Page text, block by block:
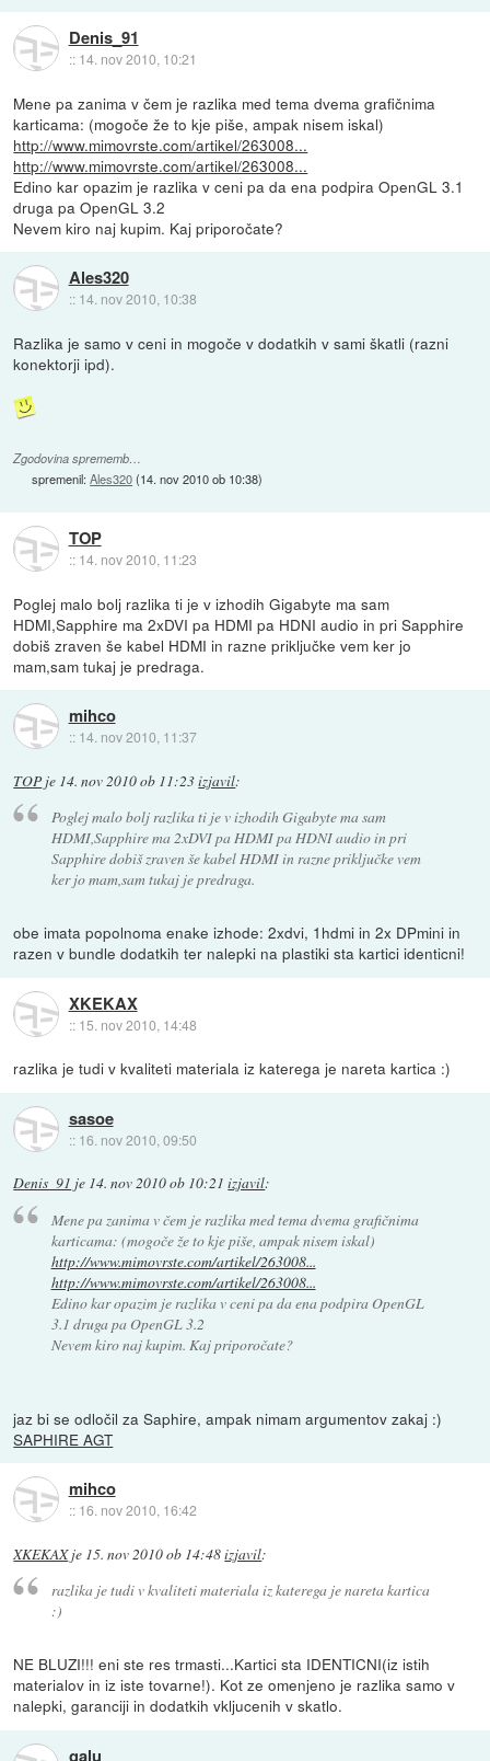
Denis_91
:: 14. nov 2010, 10:21
Mene pa zanima v čem je razlika med tema dvema grafičnima
karticama: (mogoče že to kje piše, ampak nisem iskal)
http://www.mimovrste.com/artikel/263008...
http://www.mimovrste.com/artikel/263008...
Edino kar opazim je razlika v ceni pa da ena podpira OpenGL 3.1
druga pa OpenGL 3.2
Nevem kiro naj kupim. Kaj priporočate?
Ales320
:: 14. nov 2010, 10:38
Razlika je samo v ceni in mogoče v dodatkih v sami škatli (razni
konektorji ipd).
Zgodovina sprememb…
spremenil:Ales320(14. nov 2010 ob 10:38)
TOP
:: 14. nov 2010, 11:23
Poglej malo bolj razlika ti je v izhodih Gigabyte ma sam
HDMI,Sapphire ma 2xDVI pa HDMI pa HDNI audio in pri Sapphire
dobiš zraven še kabel HDMI in razne priključke vem ker jo
mam,sam tukaj je predraga.
mihco
:: 14. nov 2010, 11:37
TOP je 14. nov 2010 ob 11:23izjavil:
Poglej malo bolj razlika ti je v izhodih Gigabyte ma sam
HDMI,Sapphire ma 2xDVI pa HDMI pa HDNI audio in pri
Sapphire dobiš zraven še kabel HDMI in razne priključke vem
ker jo mam,sam tukaj je predraga.
obe imata popolnoma enake izhode: 2xdvi, 1hdmi in 2x DPmini in
razen v bundle dodatkih ter nalepki na plastiki sta kartici identicni!
XKEKAX
:: 15. nov 2010, 14:48
razlika je tudi v kvaliteti materiala iz katerega je nareta kartica :)
sasoe
:: 16. nov 2010, 09:50
Denis_91 je 14. nov 2010 ob 10:21 izjavil:
Mene pa zanima v čem je razlika med tema dvema grafičnima
karticama: (mogoče že to kje piše, ampak nisem iskal)
http://www.mimovrste.com/artikel/263008...
http://www.mimovrste.com/artikel/263008...
Edino kar opazim je razlika v ceni pa da ena podpira OpenGL
3.1 druga pa OpenGL 3.2
Nevem kiro naj kupim. Kaj priporočate?
jaz bi se odločil za Saphire, ampak nimam argumentov zakaj :)
SAPHIRE AGT
mihco
:: 16. nov 2010, 16:42
XKEKAXje 15. nov 2010 ob 14:48izjavil:
razlika je tudi v kvaliteti materiala iz katerega je nareta kartica
:)
NE BLUZI!!! eni ste res trmasti...Kartici sta IDENTICNI(iz istih
materialov in iz iste tovarne!). Kot ze omenjeno je razlika samo v
nalepki, garanciji in dodatkih vkljucenih v skatlo.
galu